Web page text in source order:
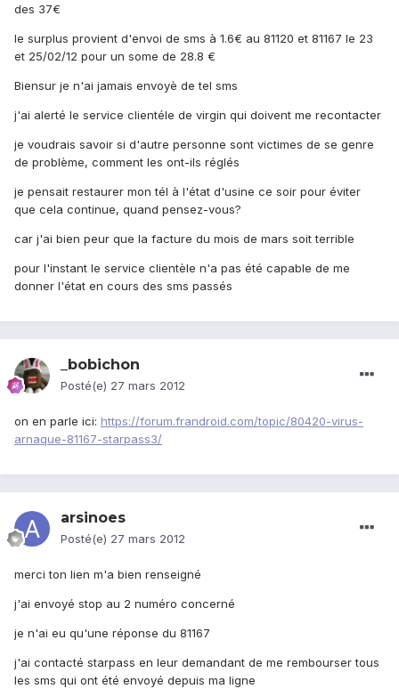
des 37€
le surplus provient d'envoi de sms à 1.6€ au 81120 et 81167 le 23
et 25/02/12 pour un some de 28.8 €
Biensur je n'ai jamais envoyè de tel sms
j'ai alerté le service clientéle de virgin qui doivent me recontacter
je voudrais savoir si d'autre personne sont victimes de se genre
de problème, comment les ont-ils réglés
je pensait restaurer mon tél à l'état d'usine ce soir pour éviter
que cela continue, quand pensez-vous?
car j'ai bien peur que la facture du mois de mars soit terrible
pour l'instant le service clientèle n'a pas été capable de me
donner l'état en cours des sms passés
_bobichon
Posté(e) 27 mars 2012
on en parle ici: https://forum.frandroid.com/topic/80420-virus-
arnaque-81167-starpass3/
arsinoes
Posté(e) 27 mars 2012
merci ton lien m'a bien renseigné
j'ai envoyé stop au 2 numéro concerné
je n'ai eu qu'une réponse du 81167
j'ai contacté starpass en leur demandant de me rembourser tous
les sms qui ont été envoyé depuis ma ligne